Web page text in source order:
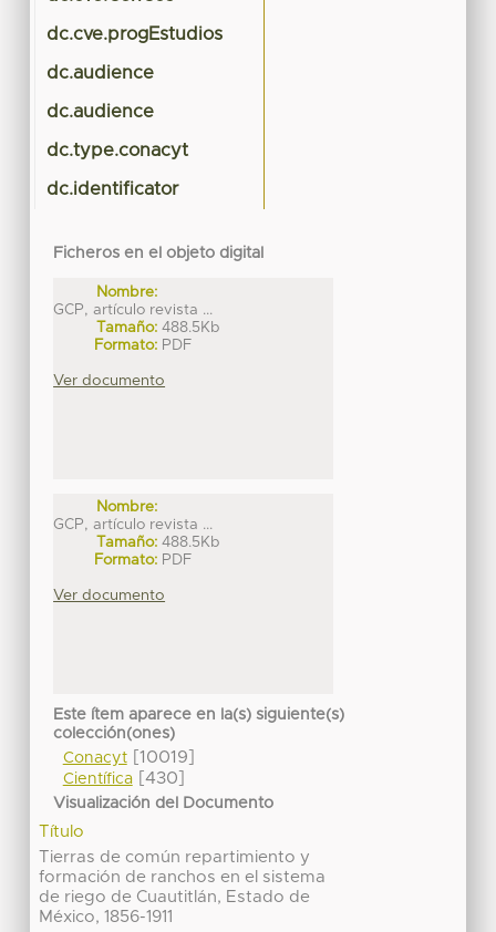
dc.cve.progEstudios
dc.audience
dc.audience
dc.type.conacyt
dc.identificator
Ficheros en el objeto digital
Nombre:
GCP, artículo revista ...
Tamaño: 488.5Kb
Formato: PDF
Ver documento
Nombre:
GCP, artículo revista ...
Tamaño: 488.5Kb
Formato: PDF
Ver documento
Este ítem aparece en la(s) siguiente(s)
colección(ones)
Conacyt[10019]
Científica[430]
Visualización del Documento
Título
Tierras de común repartimiento y
formación de ranchos en el sistema
de riego de Cuautitlán, Estado de
México, 1856-1911